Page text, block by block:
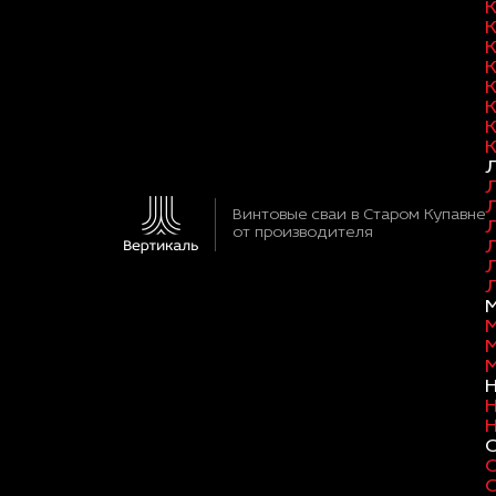
Винтовые сваи в Старом Купавне
от производителя